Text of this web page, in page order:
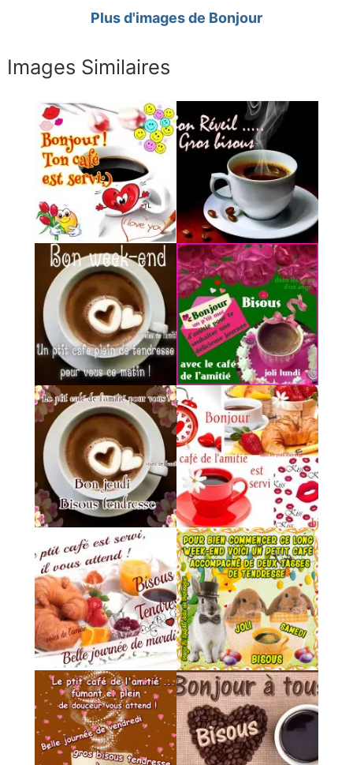
Plus d'images de Bonjour
Images Similaires